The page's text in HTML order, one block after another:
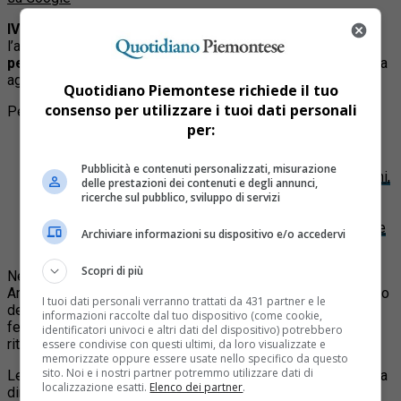
IVREA
– Tre giovani sono stati fermati dai carabinieri con
l’accusa di
rapina aggravata in concorso e lesioni
personali aggravate
mediante l’uso di armi per una violenta
aggressione avvenuta nei giorni scorsi a Ivrea.
Per approfondire:
Arrestato un padre violento nel Biellese dopo
l’ennesima aggressione sulla figlia
Articolo: Arrestato a Intra dopo una serie di aggressioni,
la polizia lo stende col taser
aggrediscono vigilante e spruzzano spray urticante, tre
ricercati
Nel tardo pomeriggio di sabato 28 febbraio i militari della
Arma dei Carabinieri della Compagnia di Ivrea, con il supporto
delle stazioni di Settimo Vittone e Agliè, hanno eseguito tre
fermi di indiziato di delitto nei confronti di altrettanti giovani
ritenuti responsabili dell’aggressione.
Le manette sono scattate ai polsi di un ventenne senza fissa
dimora, di una diciannovenne e di un diciassettenne. Tutti
Quotidiano Piemontese richiede il tuo
consenso per utilizzare i tuoi dati personali
per:
Pubblicità e contenuti personalizzati, misurazione
delle prestazioni dei contenuti e degli annunci,
ricerche sul pubblico, sviluppo di servizi
Archiviare informazioni su dispositivo e/o accedervi
Scopri di più
I tuoi dati personali verranno trattati da 431 partner e le
informazioni raccolte dal tuo dispositivo (come cookie,
identificatori univoci e altri dati del dispositivo) potrebbero
essere condivise con questi ultimi, da loro visualizzate e
memorizzate oppure essere usate nello specifico da questo
sito. Noi e i nostri partner potremmo utilizzare dati di
localizzazione esatti. Elenco dei partner.